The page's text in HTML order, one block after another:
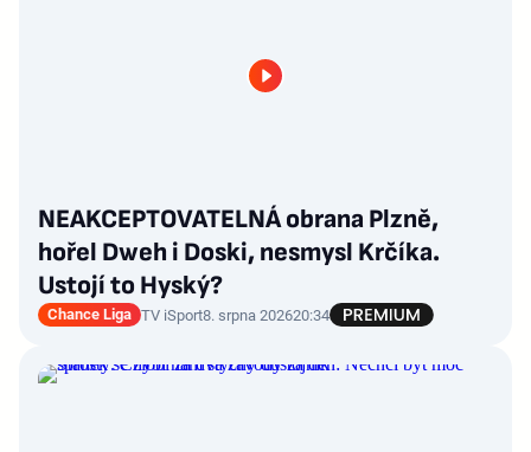
NEAKCEPTOVATELNÁ obrana Plzně,
hořel Dweh i Doski, nesmysl Krčíka.
Ustojí to Hyský?
Chance Liga TV iSport8. srpna 202620:34